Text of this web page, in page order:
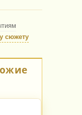
сюжету